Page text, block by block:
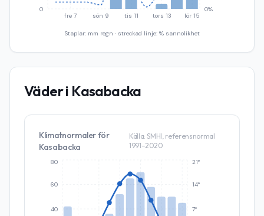
fre 7 sön 9 tis 11 tors 13 lör 15
0 0%
Staplar: mm regn · streckad linje: % sannolikhet
Väder i Kasabacka
Klimatnormaler för
Kasabacka
Källa: SMHI, referensnormal
1991–2020
40
60
80
7°
14°
21°